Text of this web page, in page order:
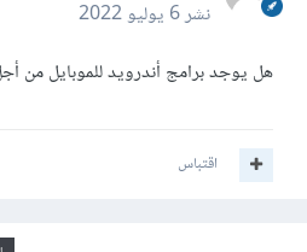
نشر6 يوليو 2022
هل يوجد برامج أندرويد للموبايل من
اقتباس